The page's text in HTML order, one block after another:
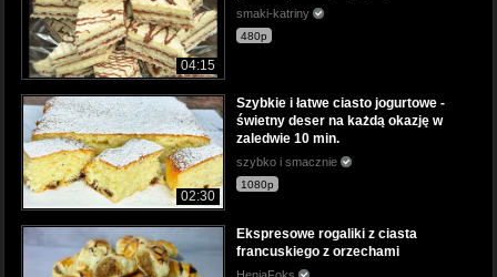
04:15
smaki-katriny
480p
02:30
Szybkie i łatwe ciasto jogurtowe -
świetny deser na każdą okazję w
zaledwie 10 min.
szybko i smacznie
1080p
Ekspresowe rogaliki z ciasta
francuskiego z orzechami